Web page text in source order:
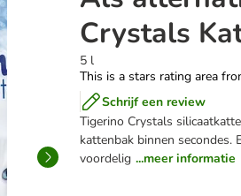
Crystals
5 l
This is a stars rating area
Schrijf een review
Tigerino Crystals
kattenbak binnen secondes.
voordelig ...meer informatie